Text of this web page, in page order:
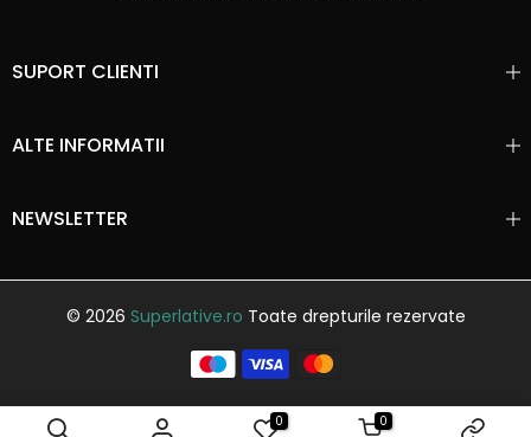
SUPORT CLIENTI
ALTE INFORMATII
NEWSLETTER
© 2026 Superlative.ro Toate drepturile rezervate
0 0